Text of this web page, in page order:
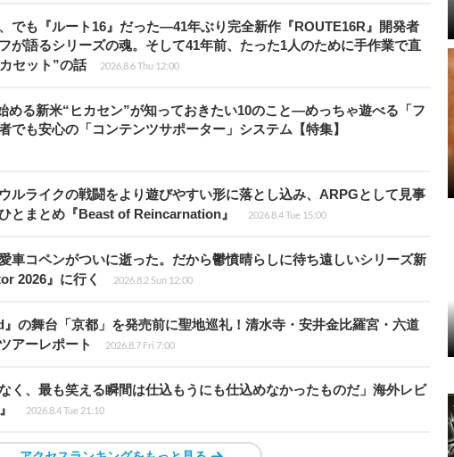
でも『ルート16』だった―41年ぶり完全新作『ROUTE16R』開発者
が語るシリーズの魂。そして41年前、たった1人のために手作業で直
セット”の話
2026.8.6 Thu 12:00
める新米“ヒカセン”が知っておきたい10のこと―めっちゃ遊べる「フ
でも安心の「コンテンツサポーター」システム【特集】
ルライクの戦闘をより遊びやすい形に落とし込み、ARPGとして見事
とまとめ『Beast of Reincarnation』
2026.8.4 Tue 15:00
車コペンがついに逝った。だから鬱憤晴らしに待ち遠しいシリーズ新
2026』に行く
2026.8.2 Sun 12:00
』の舞台「京都」を発売前に聖地巡礼！清水寺・安井金比羅宮・六道
アーレポート
2026.8.7 Fri 7:00
く、最も笑える瞬間は仕込もうにも仕込めなかったものだ」海外レビ
2026.8.4 Tue 21:10